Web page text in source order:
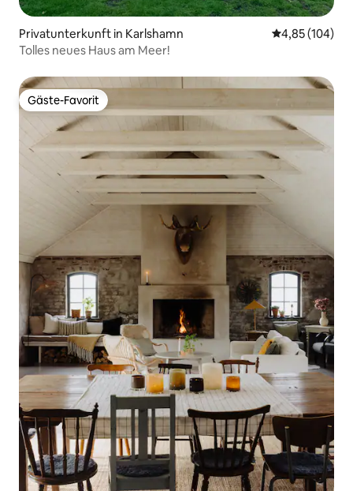
Privatunterkunft in Karlshamn
4,85 (104)
Tolles neues Haus am Meer!
Gäste-Favorit
Gäste-Favorit